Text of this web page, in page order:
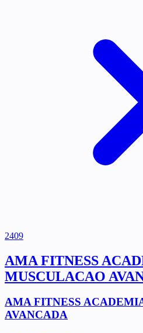
2409
AMA FITNESS
MUSCULACAO
AMA FITNESS
AVANCADA